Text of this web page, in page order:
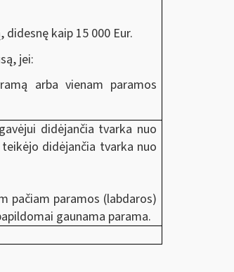
kaip 15 000 Eur.
jei:
arba vienam paramos
didėjančia tvarka nuo
didėjančia tvarka nuo
pačiam paramos (labdaros)
gaunama parama.